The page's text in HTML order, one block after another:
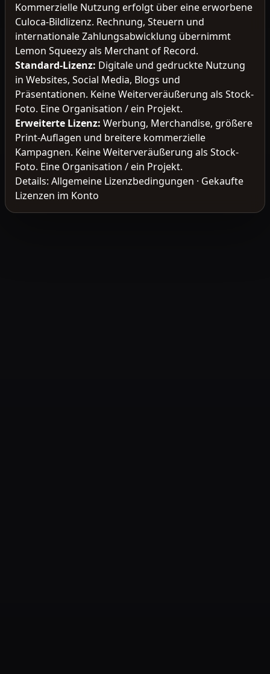
Kommerzielle Nutzung erfolgt über eine erworbene
Culoca-Bildlizenz. Rechnung, Steuern und
internationale Zahlungsabwicklung übernimmt
Lemon Squeezy als Merchant of Record.
Standard-Lizenz: Digitale und gedruckte Nutzung
in Websites, Social Media, Blogs und
Präsentationen. Keine Weiterveräußerung als Stock-
Foto. Eine Organisation / ein Projekt.
Erweiterte Lizenz: Werbung, Merchandise, größere
Print-Auflagen und breitere kommerzielle
Kampagnen. Keine Weiterveräußerung als Stock-
Foto. Eine Organisation / ein Projekt.
Details: Allgemeine Lizenzbedingungen · Gekaufte
Lizenzen im Konto